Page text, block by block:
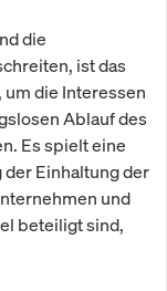
die
ist das
die Interessen
Ablauf des
Es spielt eine
Einhaltung der
und
beteiligt sind,